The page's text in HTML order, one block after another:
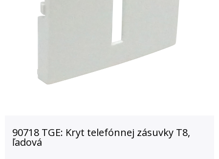
90718 TGE: Kryt telefónnej zásuvky T8,
ľadová